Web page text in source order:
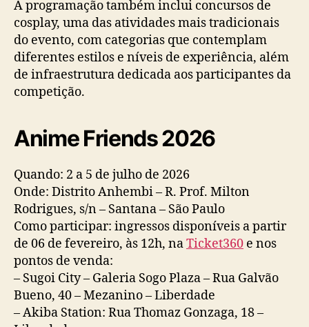
A programação também inclui concursos de
cosplay, uma das atividades mais tradicionais
do evento, com categorias que contemplam
diferentes estilos e níveis de experiência, além
de infraestrutura dedicada aos participantes da
competição.
Anime Friends 2026
Quando: 2 a 5 de julho de 2026
Onde: Distrito Anhembi – R. Prof. Milton
Rodrigues, s/n – Santana – São Paulo
Como participar: ingressos disponíveis a partir
de 06 de fevereiro, às 12h, naTicket360 e nos
pontos de venda:
– Sugoi City – Galeria Sogo Plaza – Rua Galvão
Bueno, 40 – Mezanino – Liberdade
– Akiba Station: Rua Thomaz Gonzaga, 18 –